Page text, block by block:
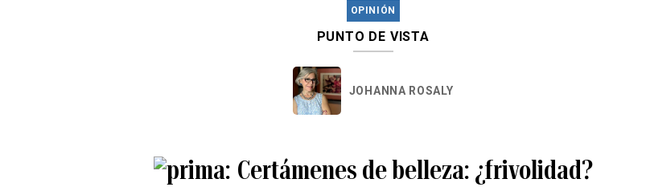
OPINIÓN
PUNTO DE VISTA
JOHANNA ROSALY
Certámenes de belleza: ¿frivolidad?